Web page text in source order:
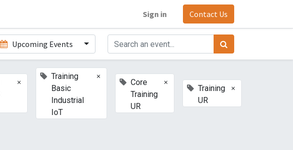
Sign in Contact Us
Upcoming Events
×
Training
Basic
Industrial
IoT
×
Core
Training
UR
×
Training
UR
×